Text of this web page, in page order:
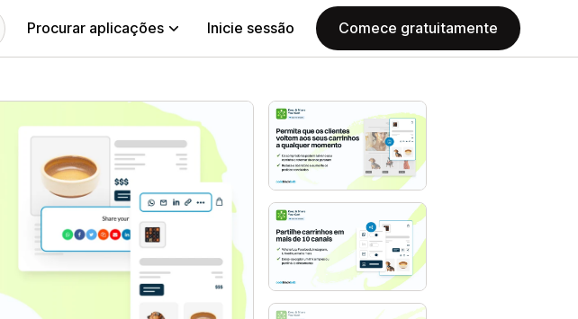
Procurar aplicações Inicie sessão Comece gratuitamente